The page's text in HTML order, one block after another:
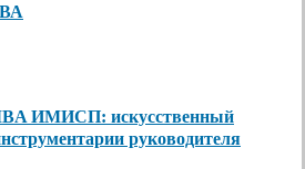
ИМИСП: искусственный
руководителя